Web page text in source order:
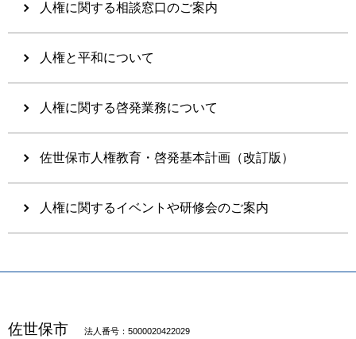
人権に関する相談窓口のご案内
人権と平和について
人権に関する啓発業務について
佐世保市人権教育・啓発基本計画（改訂版）
人権に関するイベントや研修会のご案内
佐世保市 法人番号：5000020422029